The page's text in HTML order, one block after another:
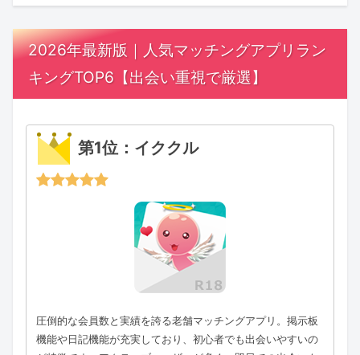
2026年最新版｜人気マッチングアプリラン
キングTOP6【出会い重視で厳選】
第1位：イククル
圧倒的な会員数と実績を誇る老舗マッチングアプリ。掲示板
機能や日記機能が充実しており、初心者でも出会いやすいの